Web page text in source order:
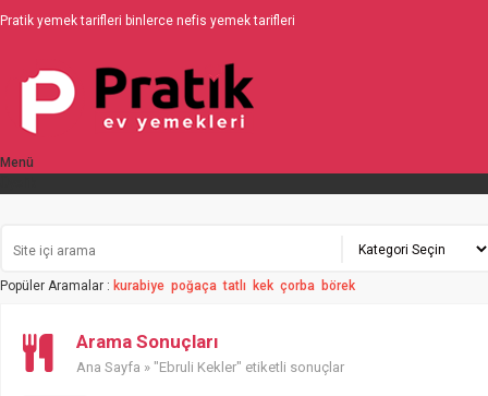
Pratik yemek tarifleri binlerce nefis yemek tarifleri
Menü
Popüler Aramalar : kurabiye poğaça tatlı kek çorba börek
Arama Sonuçları
Ana Sayfa » "Ebruli Kekler" etiketli sonuçlar